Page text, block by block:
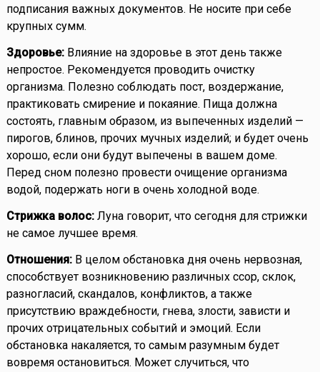
подписания важных документов. Не носите при себе
крупных сумм.
Здоровье:Влияние на здоровье в этот день также
непростое. Рекомендуется проводить очистку
организма. Полезно соблюдать пост, воздержание,
практиковать смирение и покаяние. Пища должна
состоять, главным образом, из выпеченных изделий —
пирогов, блинов, прочих мучных изделий; и будет очень
хорошо, если они будут выпечены в вашем доме.
Перед сном полезно провести очищение организма
водой, подержать ноги в очень холодной воде.
Стрижка волос:Луна говорит, что сегодня для стрижки
не самое лучшее время.
Отношения:В целом обстановка дня очень нервозная,
способствует возникновению различных ссор, склок,
разногласий, скандалов, конфликтов, а также
присутствию враждебности, гнева, злости, зависти и
прочих отрицательных событий и эмоций. Если
обстановка накаляется, то самым разумным будет
вовремя остановиться. Может случиться, что